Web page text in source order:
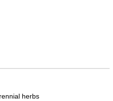
herbs